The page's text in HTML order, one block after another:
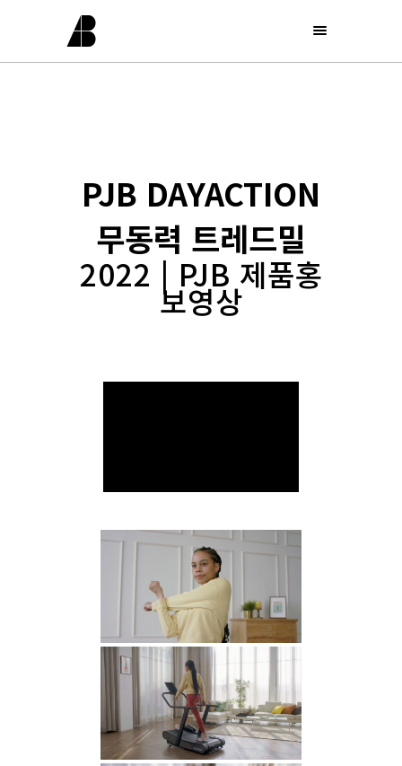
PJB DAYACTION
무동력 트레드밀
2022 | PJB 제품홍
보영상